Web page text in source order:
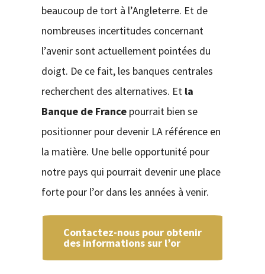
beaucoup de tort à l’Angleterre. Et de
nombreuses incertitudes concernant
l’avenir sont actuellement pointées du
doigt. De ce fait, les banques centrales
recherchent des alternatives. Etla
Banque de Francepourrait bien se
positionner pour devenir LA référence en
la matière. Une belle opportunité pour
notre pays qui pourrait devenir une place
forte pour l’or dans les années à venir.
Contactez-nous pour obtenir
des informations sur l’or